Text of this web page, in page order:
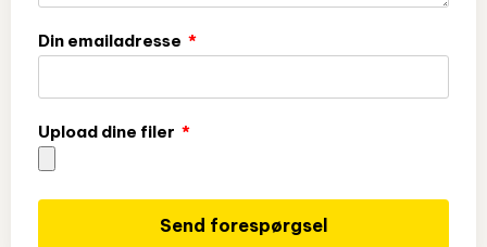
Din emailadresse
Upload dine filer
Send forespørgsel